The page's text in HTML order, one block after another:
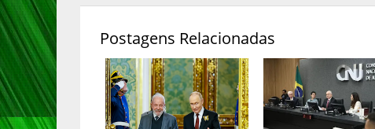
Postagens Relacionadas